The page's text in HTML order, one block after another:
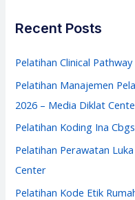
f
o
r
Recent Posts
Pelatihan Clinical
Pelatihan Manajemen
2026 – Media Diklat
Pelatihan Koding Ina
Pelatihan Perawatan
Center
Pelatihan Kode Etik